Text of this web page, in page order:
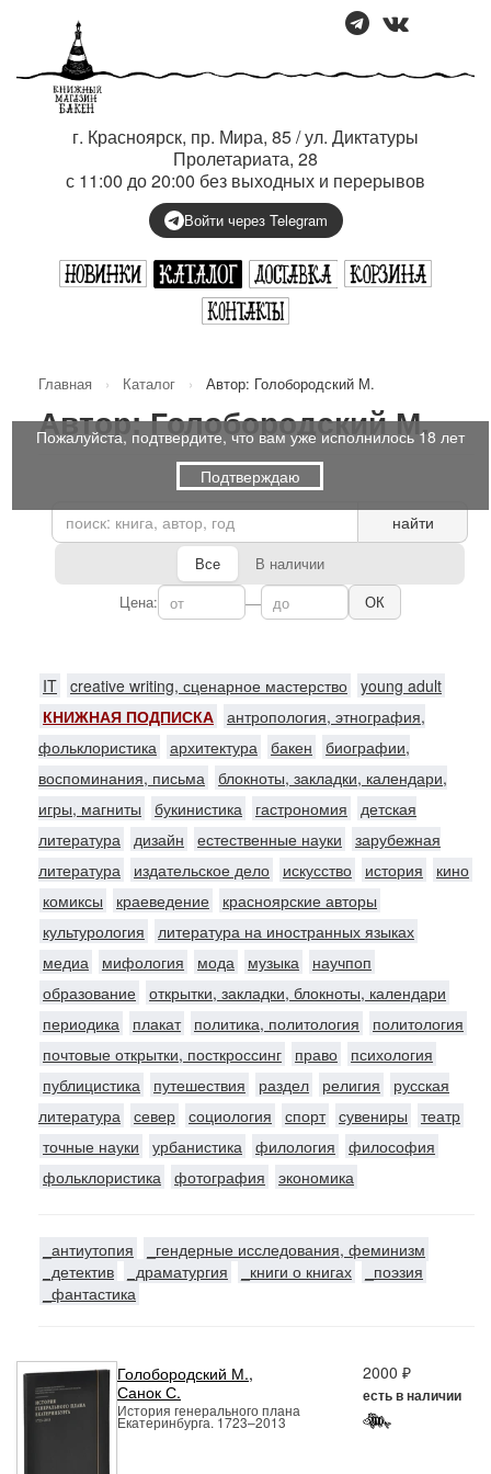
г. Красноярск, пр. Мира, 85 / ул. Диктатуры
Пролетариата, 28
с 11:00 до 20:00 без выходных и перерывов
Войти через Telegram
Главная › Каталог › Автор: Голобородский М.
Автор: Голобородский М.
найти
Все
В наличии
Цена:
— ОК
IT creative writing, сценарное мастерство young adult
КНИЖНАЯ ПОДПИСКА антропология, этнография,
фольклористика архитектура бакен
биографии,
воспоминания, письма блокноты, закладки, календари,
игры, магниты
букинистика гастрономия
детская
литература дизайн естественные науки
зарубежная
литература
издательское дело искусство история
кино
комиксы
краеведение
красноярские авторы
культурология
литература на иностранных языках
медиа
мифология мода музыка
научпоп
образование открытки, закладки, блокноты, календари
периодика
плакат политика, политология
политология
почтовые открытки, посткроссинг
право
психология
публицистика
путешествия раздел религия
русская
литература север социология спорт сувениры
театр
точные науки
урбанистика филология
философия
фольклористика фотография экономика
_антиутопия
_гендерные исследования, феминизм
_детектив
_драматургия _книги о книгах
_поэзия
_фантастика
Голобородский М.,
Санок С.
История генерального плана
Екатеринбурга. 1723–2013
2000 ₽
есть в наличии
Пожалуйста, подтвердите, что вам уже исполнилось 18 лет
Подтверждаю